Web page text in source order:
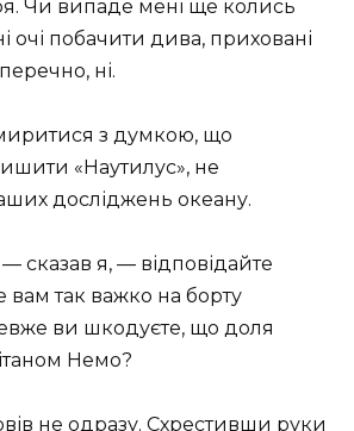
Чи випаде мені ще колись
очі побачити дива, приховані
ні.
з думкою, що
«Наутилус», не
досліджень океану.
я, — відповідайте
вам так важко на борту
ви шкодуєте, що доля
Немо?
не одразу. Схрестивши руки